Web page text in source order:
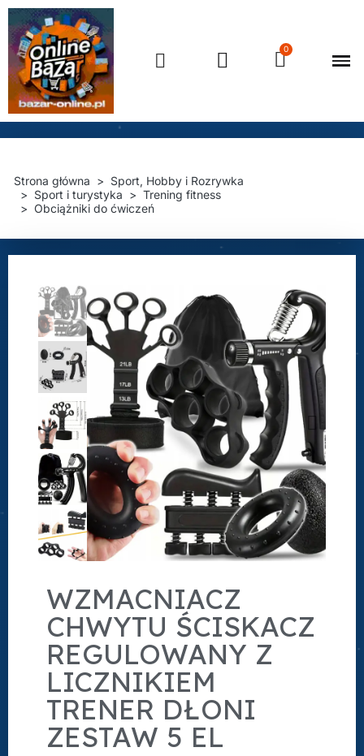
Strona główna
Sport, Hobby i Rozrywka
Sport i turystyka
Trening fitness
Obciążniki do ćwiczeń
WZMACNIACZ
CHWYTU ŚCISKACZ
REGULOWANY Z
LICZNIKIEM
TRENER DŁONI
ZESTAW 5 EL